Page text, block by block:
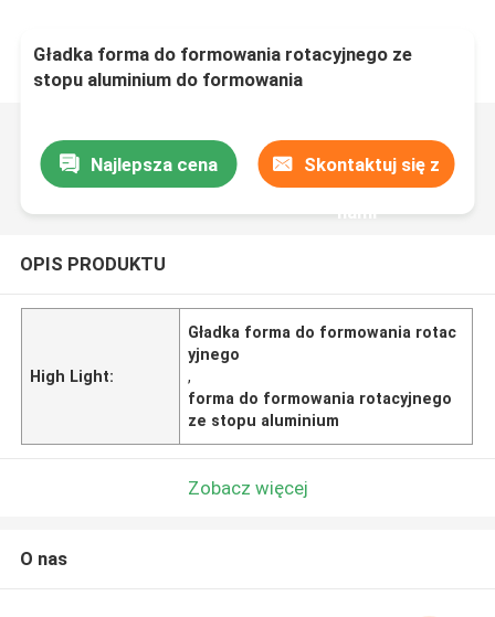
Gładka forma do formowania rotacyjnego ze
stopu aluminium do formowania
Najlepsza cena Skontaktuj się z
nami
OPIS PRODUKTU
High Light:
Gładka forma do formowania rotac
yjnego
,
forma do formowania rotacyjnego
ze stopu aluminium
Zobacz więcej
O nas